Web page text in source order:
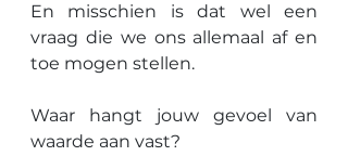
En misschien is dat wel een
vraag die we ons allemaal af en
toe mogen stellen.
Waar hangt jouw gevoel van
waarde aan vast?